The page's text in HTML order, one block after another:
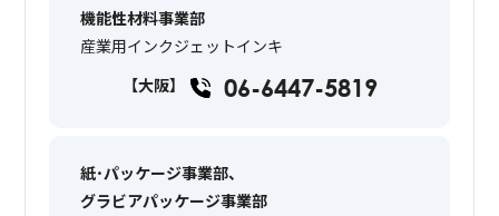
機能性材料事業部
産業用インクジェットインキ
【大阪】
06-6447-5819
紙･パッケージ事業部、
グラビアパッケージ事業部